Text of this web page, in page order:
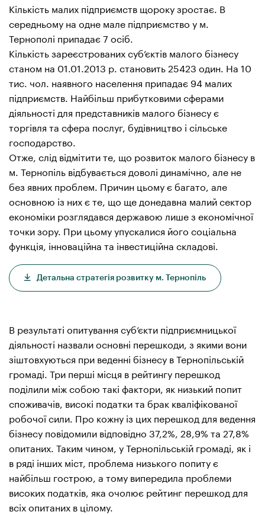
Кількість малих підприємств щороку зростає. В
середньому на одне мале підприємство у м.
Тернополі припадає 7 осіб.
Кількість зареєстрованих суб’єктів малого бізнесу
станом на 01.01.2013 р. становить 25423 один. На 10
тис. чол. наявного населення припадає 94 малих
підприємств. Найбільш прибутковими сферами
діяльності для представників малого бізнесу є
торгівля та сфера послуг, будівництво і сільське
господарство.
Отже, слід відмітити те, що розвиток малого бізнесу в
м. Тернопіль відбувається доволі динамічно, але не
без явних проблем. Причин цьому є багато, але
основною із них є те, що ще донедавна малий сектор
економіки розглядався державою лише з економічної
точки зору. При цьому упускалися його соціальна
функція, інноваційна та інвестиційна складові.
Детальна стратегія розвитку м. Тернопіль
В результаті опитування суб’єкти підприємницької
діяльності назвали основні перешкоди, з якими вони
зіштовхуються при веденні бізнесу в Тернопільській
громаді. Три перші місця в рейтингу перешкод
поділили між собою такі фактори, як низький попит
споживачів, високі податки та брак кваліфікованої
робочої сили. Про кожну із цих перешкод для ведення
бізнесу повідомили відповідно 37,2%, 28,9% та 27,8%
опитаних. Таким чином, у Тернопільській громаді, як і
в ряді інших міст, проблема низького попиту є
найбільш гострою, а тому випередила проблеми
високих податків, яка очолює рейтинг перешкод для
всіх опитаних в цілому.